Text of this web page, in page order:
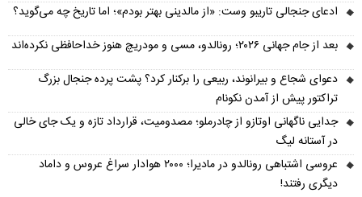
ادعای جنجالی تاریبو وست: «از مالدینی بهتر بودم»؛ اما تاریخ چه می‌گوید؟
بعد از جام جهانی ۲۰۲۶؛ رونالدو، مسی و مودریچ هنوز خداحافظی نکرده‌اند
دعوای شجاع و بیرانوند، ربیعی را برکنار کرد؟ پشت پرده جنجال بزرگ
تراکتور پیش از آمدن نکونام
جدایی ناگهانی اوتازو از چادرملو؛ مصدومیت، قرارداد تازه و یک جای خالی
در آستانه لیگ
عروسی اشتباهی رونالدو در مادیرا؛ ۲۰۰۰ هوادار سراغ عروس و داماد
دیگری رفتند!